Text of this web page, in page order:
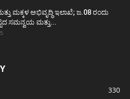
ಮಕ್ಕಳ ಅಭಿವೃದ್ಧಿ ಇಲಾಖೆ; ಜ.08 ರಂದು
ಸಮನ್ವಯ ಮತ್ತು...
330